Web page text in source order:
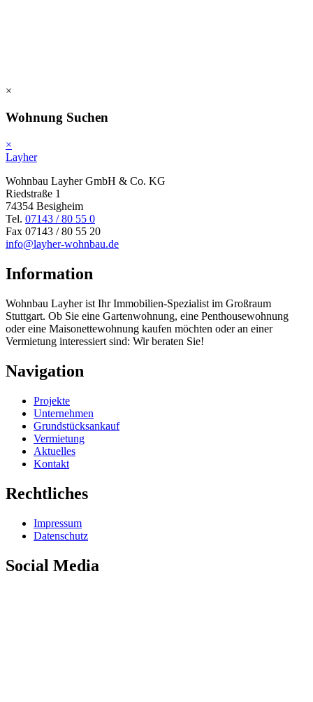
×
Wohnung Suchen
×
Layher
Wohnbau Layher GmbH & Co. KG
Riedstraße 1
74354 Besigheim
Tel. 07143 / 80 55 0
Fax 07143 / 80 55 20
info@layher-wohnbau.de
Information
Wohnbau Layher ist Ihr Immobilien-Spezialist im Großraum
Stuttgart. Ob Sie eine Gartenwohnung, eine Penthousewohnung
oder eine Maisonettewohnung kaufen möchten oder an einer
Vermietung interessiert sind: Wir beraten Sie!
Navigation
Projekte
Unternehmen
Grundstücksankauf
Vermietung
Aktuelles
Kontakt
Rechtliches
Impressum
Datenschutz
Social Media